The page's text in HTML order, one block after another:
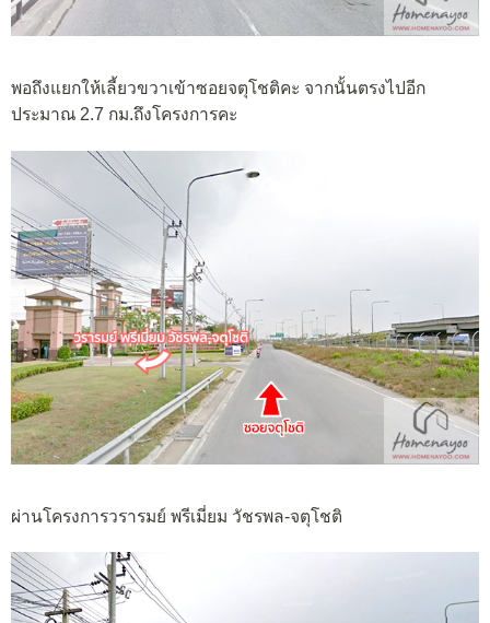
พอถึงแยกให้เลี้ยวขวาเข้าซอยจตุโชติคะ จากนั้นตรงไปอีก
ประมาณ 2.7 กม.ถึงโครงการคะ
ผ่านโครงการวรารมย์ พรีเมี่ยม วัชรพล-จตุโชติ